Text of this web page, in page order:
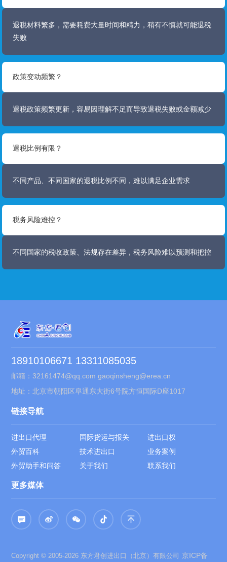
退税材料繁多，需要耗费大量时间和精力，稍有不慎就可能退税
失败
政策变动频繁？
退税政策频繁更新，容易因理解不足而导致退税失败或金额减少
退税比例有限？
不同产品、不同国家的退税比例不同，难以满足企业需求
税务风险难控？
不同国家的税收政策、法规存在差异，税务风险难以预测和把控
18910106671 13311085035
邮箱：32161474@qq.com gaoqinsheng@erea.cn
地址：北京市朝阳区阜通东大街6号院方恒国际D座1017
链接导航
进出口代理 国际货运与报关
进出口权
外贸百科
技术进出口
业务案例
外贸助手和问答
关于我们 联系我们
更多媒体
Copyright © 2005-2026 东方君创进出口（北京）有限公司 京ICP备